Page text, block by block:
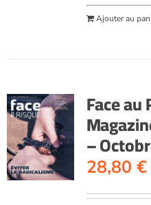
Ajouter au
Face au
–
28,80 €